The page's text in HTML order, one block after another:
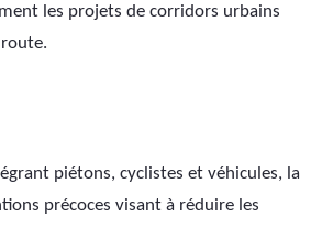
les projets de corridors urbains
piétons, cyclistes et véhicules, la
précoces visant à réduire les